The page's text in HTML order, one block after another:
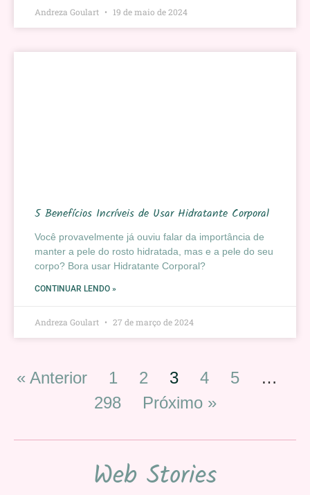
Andreza Goulart 19 de maio de 2024
5 Benefícios Incríveis de Usar Hidratante Corporal
Você provavelmente já ouviu falar da importância de
manter a pele do rosto hidratada, mas e a pele do seu
corpo? Bora usar Hidratante Corporal?
CONTINUAR LENDO »
Andreza Goulart 27 de março de 2024
« Anterior 1 2 3 4 5
…
298
Próximo »
Web Stories